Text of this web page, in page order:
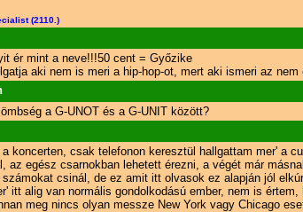
(2110.)
ér mint a neve!!!50 cent = Győzike
aki nem is meri a hip-hop-ot, mert aki ismeri az
a G-UNOT és a G-UNIT között?
a koncerten, csak telefonon keresztül hallgattam mer' a
az egész csarnokban lehetett érezni, a végét már
számokat csinál, de ez amit itt olvasok ez alapján jól
itt alig van normális gondolkodású ember, nem is
meg nincs olyan messze New York vagy Chicago